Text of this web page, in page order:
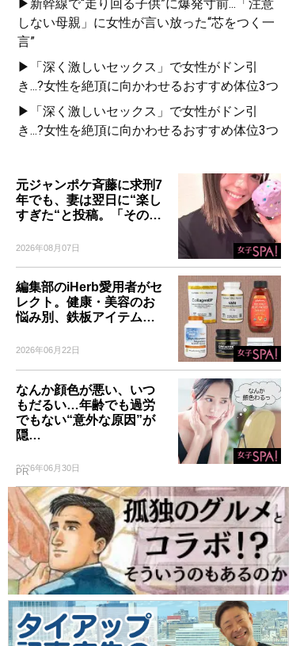
▶新幹線で“走り回る子供”に爆発寸前...「注意
しない母親」に女性が言い放った“芯をつく一
言”
▶「深く激しいセックス」で女性がドン引
き...?女性を絶頂に向かわせるおすすめ体位3つ
▶「深く激しいセックス」で女性がドン引
き...?女性を絶頂に向かわせるおすすめ体位3つ
元ジャンポケ斉藤に求刑7
年でも、妻は翌日に“楽し
すぎた“と投稿。「その…
2026年08月07日
編集部のiHerb愛用者がセ
レクト。健康・美容のお
悩み別、鉄板アイテム…
2026年06月22日
なんか顔色が悪い、いつ
もだるい…年齢でも過労
でもない“意外な原因”が
隠…
2026年06月30日
PR